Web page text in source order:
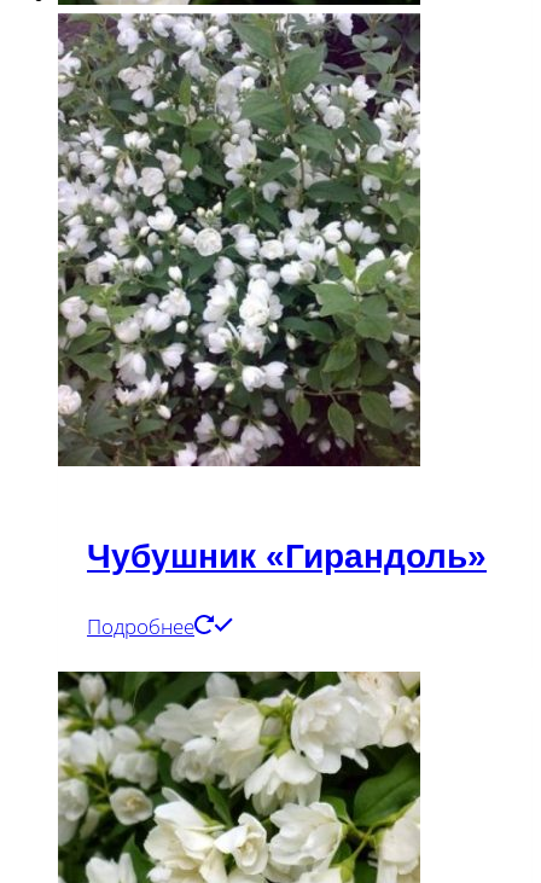
Чубушник «Гирандоль»
Подробнее